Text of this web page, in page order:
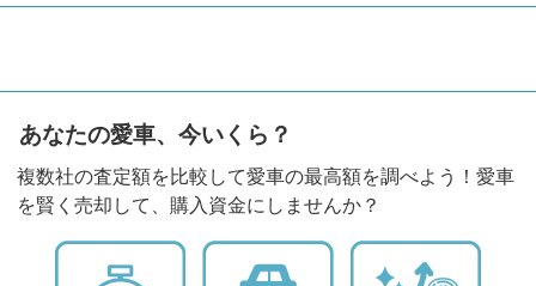
あなたの愛車、今いくら？
複数社の査定額を比較して愛車の最高額を調べよう！愛車
を賢く売却して、購入資金にしませんか？